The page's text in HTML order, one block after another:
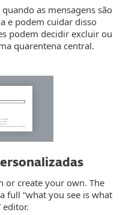
as mensagens são
e podem cuidar disso
podem decidir excluir ou
quarentena central.
or create your own. The
full “what you see is what
editor.